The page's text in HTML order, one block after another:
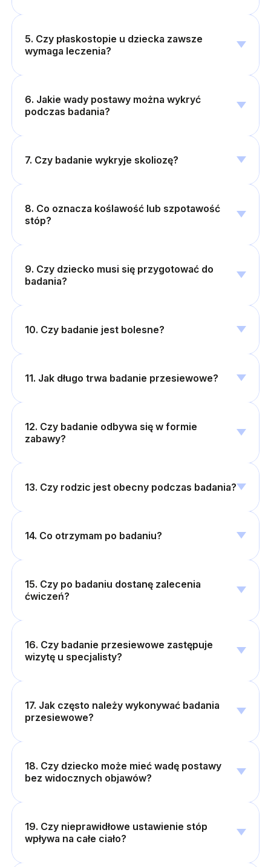
5. Czy płaskostopie u dziecka zawsze
wymaga leczenia?
6. Jakie wady postawy można wykryć
podczas badania?
7. Czy badanie wykryje skoliozę?
8. Co oznacza koślawość lub szpotawość
stóp?
9. Czy dziecko musi się przygotować do
badania?
10. Czy badanie jest bolesne?
11. Jak długo trwa badanie przesiewowe?
12. Czy badanie odbywa się w formie
zabawy?
13. Czy rodzic jest obecny podczas badania?
14. Co otrzymam po badaniu?
15. Czy po badaniu dostanę zalecenia
ćwiczeń?
16. Czy badanie przesiewowe zastępuje
wizytę u specjalisty?
17. Jak często należy wykonywać badania
przesiewowe?
18. Czy dziecko może mieć wadę postawy
bez widocznych objawów?
19. Czy nieprawidłowe ustawienie stóp
wpływa na całe ciało?